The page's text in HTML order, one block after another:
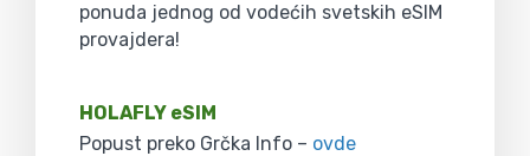
ponuda jednog od vodećih svetskih eSIM
provajdera!
HOLAFLY eSIM
Popust preko Grčka Info – ovde